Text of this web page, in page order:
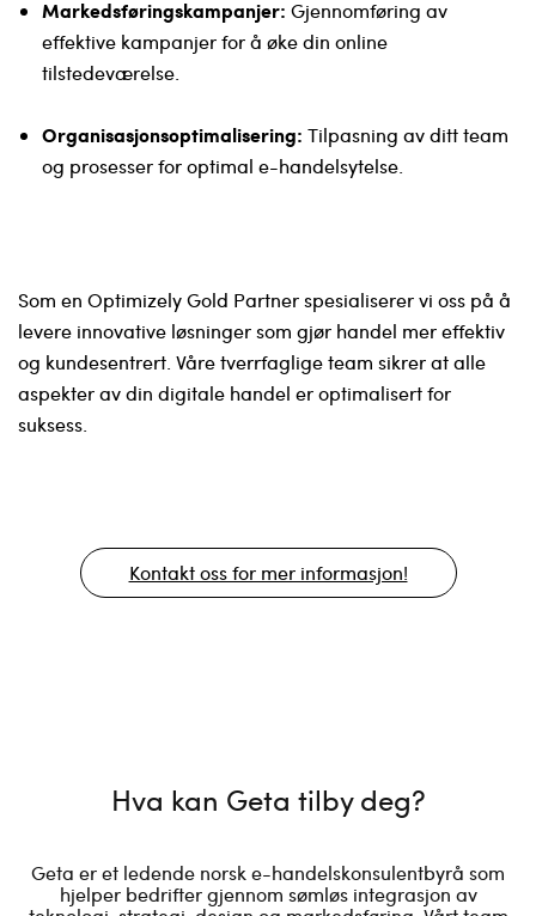
Markedsføringskampanjer: Gjennomføring av
effektive kampanjer for å øke din online
tilstedeværelse.
Organisasjonsoptimalisering: Tilpasning av ditt team
og prosesser for optimal e-handelsytelse.
Som en Optimizely Gold Partner spesialiserer vi oss på å
levere innovative løsninger som gjør handel mer effektiv
og kundesentrert. Våre tverrfaglige team sikrer at alle
aspekter av din digitale handel er optimalisert for
suksess.
Kontakt oss for mer informasjon!
Hva kan Geta tilby deg?
Geta er et ledende norsk e-handelskonsulentbyrå som
hjelper bedrifter gjennom sømløs integrasjon av